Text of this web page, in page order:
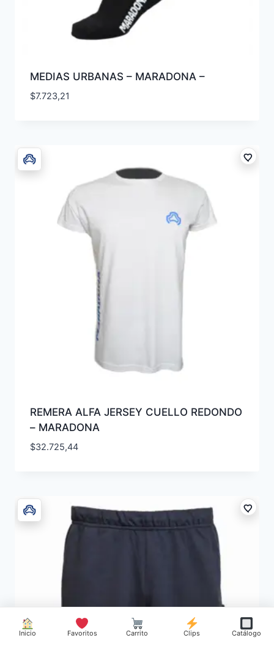
MEDIAS URBANAS – MARADONA –
$7.723,21
REMERA ALFA JERSEY CUELLO REDONDO
– MARADONA
$32.725,44
Inicio Favoritos Carrito Clips Catálogo